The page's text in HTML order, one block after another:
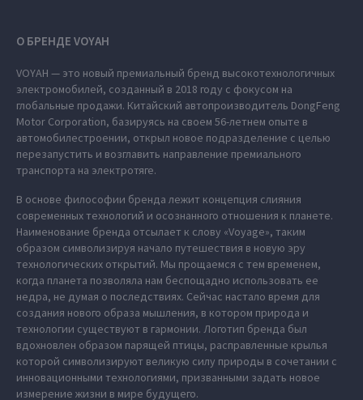
О БРЕНДЕ VOYAH
VOYAH — это новый премиальный бренд высокотехнологичных
электромобилей, созданный в 2018 году с фокусом на
глобальные продажи. Китайский автопроизводитель DongFeng
Motor Corporation, базируясь на своем 56-летнем опыте в
автомобилестроении, открыл новое подразделение с целью
перезапустить и возглавить направление премиального
транспорта на электротяге.
В основе философии бренда лежит концепция слияния
современных технологий и осознанного отношения к планете.
Наименование бренда отсылает к слову «Voyage», таким
образом символизируя начало путешествия в новую эру
технологических открытий. Мы прощаемся с тем временем,
когда планета позволяла нам беспощадно использовать ее
недра, не думая о последствиях. Сейчас настало время для
создания нового образа мышления, в котором природа и
технологии существуют в гармонии. Логотип бренда был
вдохновлен образом парящей птицы, расправленные крылья
которой символизируют великую силу природы в сочетании с
инновационными технологиями, призванными задать новое
измерение жизни в мире будущего.